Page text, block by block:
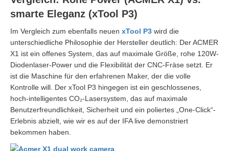
smarte Eleganz (xTool P3)
Im Vergleich zum ebenfalls neuen xTool P3 wird die
unterschiedliche Philosophie der Hersteller deutlich: Der ACMER
X1 ist ein offenes System, das auf maximale Größe, rohe 120W-
Diodenlaser-Power und die Flexibilität der CNC-Fräse setzt. Er
ist die Maschine für den erfahrenen Maker, der die volle
Kontrolle will. Der xTool P3 hingegen ist ein geschlossenes,
hoch-intelligentes CO₂-Lasersystem, das auf maximale
Benutzerfreundlichkeit, Sicherheit und ein poliertes „One-Click“-
Erlebnis abzielt, wie wir es auf der IFA live demonstriert
bekommen haben.